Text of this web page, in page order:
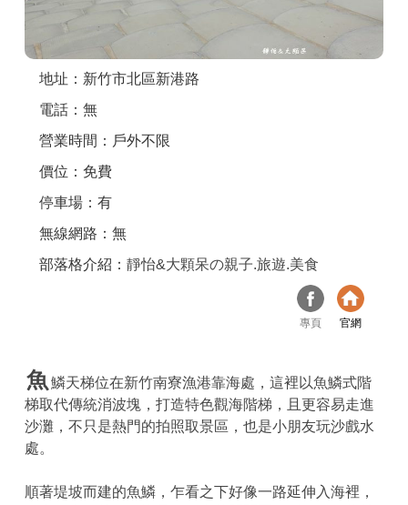
APP下載
地址：新竹市北區新港路
電話：無
營業時間：戶外不限
價位：免費
停車場：有
無線網路：無
部落格介紹： 靜怡&大顆呆の親子.旅遊.美食
專頁 官網
魚 鱗天梯位在新竹南寮漁港靠海處，這裡以魚鱗式階
梯取代傳統消波塊，打造特色觀海階梯，且更容易走進
沙灘，不只是熱門的拍照取景區，也是小朋友玩沙戲水
處。
順著堤坡而建的魚鱗，乍看之下好像一路延伸入海裡，